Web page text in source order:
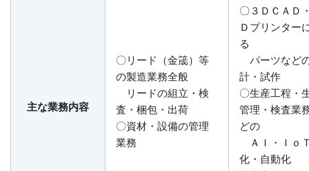
主な業務内容
〇リード（金筬）等
の製造業務全般
リードの組立・検
査・梱包・出荷
〇資材・設備の管理
業務
〇３ＤＣＡＤ
Ｄプリンター
る
パーツなど
計・試作
〇生産工程・
管理・検査業
どの
ＡＩ・Ｉｏ
化・自動化